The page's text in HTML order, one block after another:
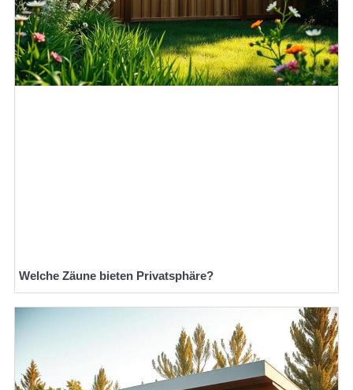
Welche Zäune bieten Privatsphäre?